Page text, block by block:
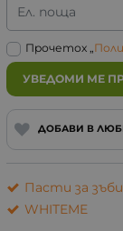
Ел. поща
Прочетох „
УВЕДОМИ МЕ
ДОБАВИ В
Пасти за зъби
WHITEME